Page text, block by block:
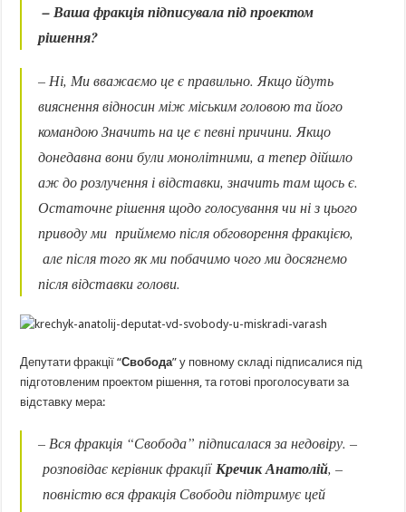
– Ваша фракція підписувала під проектом
рішення?
– Ні, Ми вважаємо це є правильно. Якщо йдуть
вияснення відносин між міським головою та його
командою Значить на це є певні причини. Якщо
донедавна вони були монолітними, а тепер дійшло
аж до розлучення і відставки, значить там щось є.
Остаточне рішення щодо голосування чи ні з цього
приводу ми приймемо після обговорення фракцією,
але після того як ми побачимо чого ми досягнемо
після відставки голови.
Депутати фракції “Свобода” у повному складі підписалися під
підготовленим проектом рішення, та готові проголосувати за
відставку мера:
– Вся фракція “Свобода” підписалася за недовіру. –
розповідає керівник фракції Кречик Анатолій, –
повністю вся фракція Свободи підтримує цей